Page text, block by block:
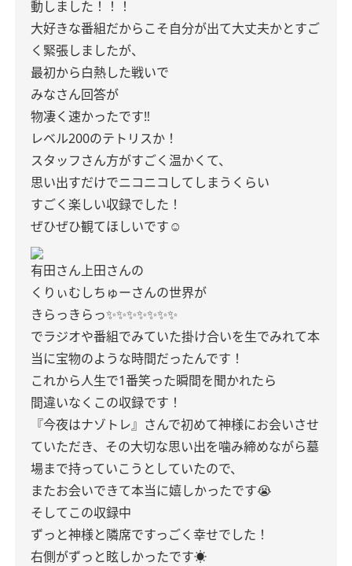
動しました！！！
大好きな番組だからこそ自分が出て大丈夫かとすご
く緊張しましたが、
最初から白熱した戦いで
みなさん回答が
物凄く速かったです‼️
レベル200のテトリスか！
スタッフさん方がすごく温かくて、
思い出すだけでニコニコしてしまうくらい
すごく楽しい収録でした！
ぜひぜひ観てほしいです☺️
有田さん上田さんの
くりぃむしちゅーさんの世界が
きらっきらっ✨✨✨✨✨✨✨
でラジオや番組でみていた掛け合いを生でみれて本
当に宝物のような時間だったんです！
これから人生で1番笑った瞬間を聞かれたら
間違いなくこの収録です！
『今夜はナゾトレ』さんで初めて神様にお会いさせ
ていただき、その大切な思い出を噛み締めながら墓
場まで持っていこうとしていたので、
またお会いできて本当に嬉しかったです😭
そしてこの収録中
ずっと神様と隣席ですっごく幸せでした！
右側がずっと眩しかったです☀️